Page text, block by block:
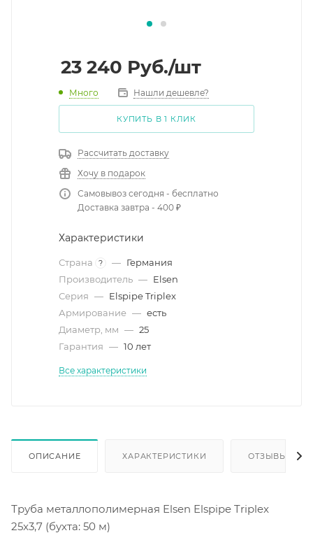
23 240 Руб./шт
Много Нашли дешевле?
КУПИТЬ В 1 КЛИК
Рассчитать доставку
Хочу в подарок
Самовывоз сегодня - бесплатно
Доставка завтра - 400 ₽
Характеристики
Страна ? — Германия
Производитель — Elsen
Серия — Elspipe Triplex
Армирование — есть
Диаметр, мм — 25
Гарантия — 10 лет
Все характеристики
ОПИСАНИЕ ХАРАКТЕРИСТИКИ ОТЗЫВЫ
Труба металлополимерная Elsen Elspipe Triplex
25x3,7 (бухта: 50 м)